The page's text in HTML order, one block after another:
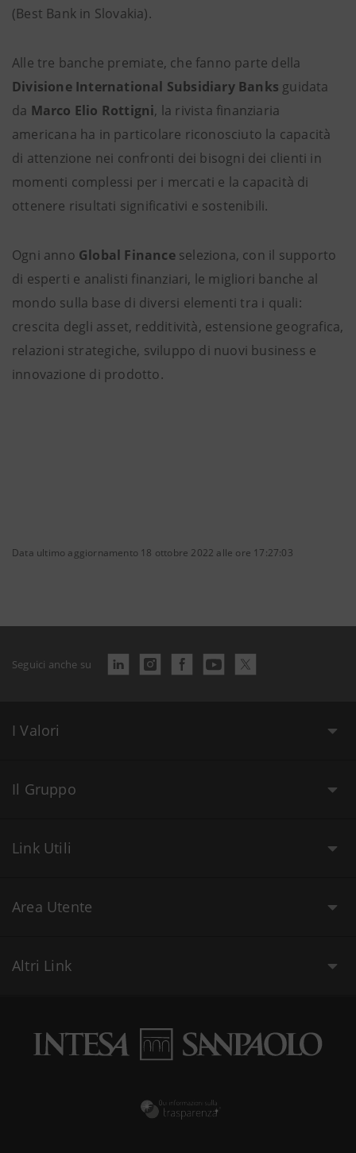
(Best Bank in Slovakia).
Alle tre banche premiate, che fanno parte della
Divisione International Subsidiary Banks guidata
da Marco Elio Rottigni, la rivista finanziaria
americana ha in particolare riconosciuto la capacità
di attenzione nei confronti dei bisogni dei clienti in
momenti complessi per i mercati e la capacità di
ottenere risultati significativi e sostenibili.
Ogni anno Global Financeseleziona, con il supporto
di esperti e analisti finanziari, le migliori banche al
mondo sulla base di diversi elementi tra i quali:
crescita degli asset, redditività, estensione geografica,
relazioni strategiche, sviluppo di nuovi business e
innovazione di prodotto.
Data ultimo aggiornamento 18 ottobre 2022 alle ore 17:27:03
Seguici anche su
I Valori
Il Gruppo
Link Utili
Area Utente
Altri Link